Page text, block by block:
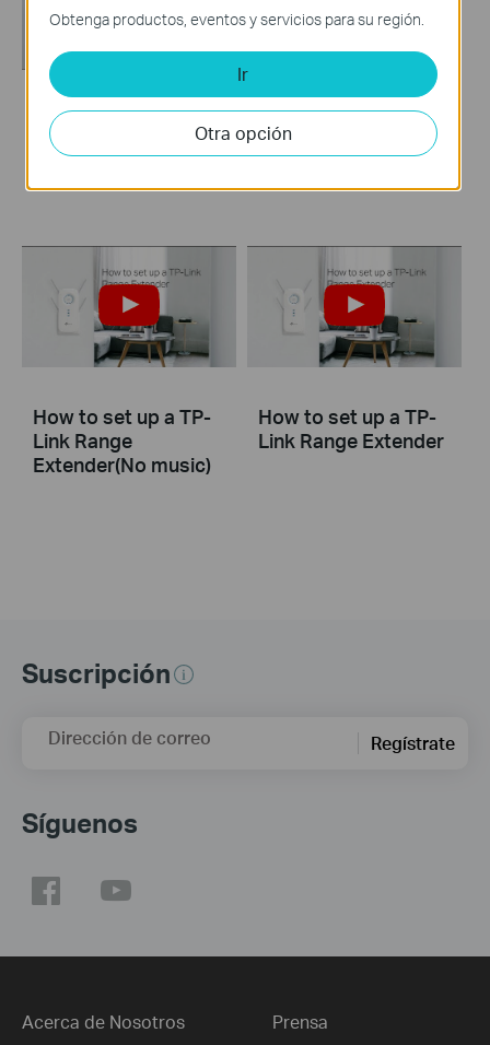
RE300 Installation
Guide through Tether
RE300 Installation
Guide through Web
How to set up a TP-
Link Range
Extender(No music)
How to set up a TP-
Link Range Extender
Suscripción
Dirección de correo Regístrate
Síguenos
Acerca de Nosotros Prensa
Obtenga productos, eventos y servicios para su región.
Ir
Otra opción